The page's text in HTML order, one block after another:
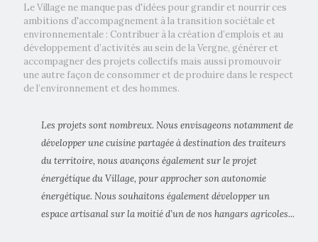
Le Village ne manque pas d'idées pour grandir et nourrir ces
ambitions d'accompagnement à la transition sociétale et
environnementale : Contribuer à la création d’emplois et au
développement d’activités au sein de la Vergne, générer et
accompagner des projets collectifs mais aussi promouvoir
une autre façon de consommer et de produire dans le respect
de l’environnement et des hommes.
Les projets sont nombreux. Nous envisageons notamment de
développer une cuisine partagée à destination des traiteurs
du territoire, nous avançons également sur le projet
énergétique du Village, pour approcher son autonomie
énergétique. Nous souhaitons également développer un
espace artisanal sur la moitié d’un de nos hangars agricoles...